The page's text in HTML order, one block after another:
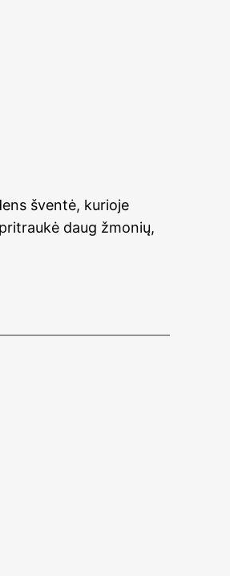
šventė, kurioje
daug žmonių,